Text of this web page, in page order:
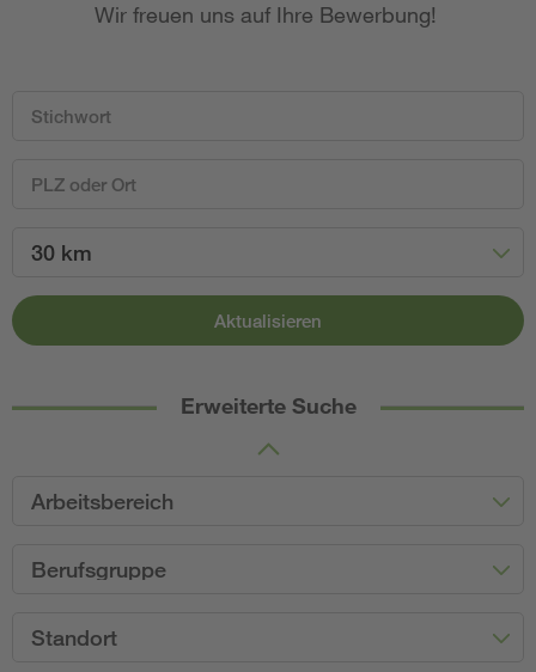
Wir freuen uns auf Ihre Bewerbung!
30 km
Aktualisieren
Erweiterte Suche
Arbeitsbereich
Berufsgruppe
Standort